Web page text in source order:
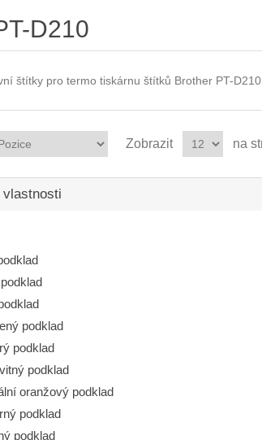
D210
štítky pro termo tiskárnu štítků Brother PT-D210.
Zobrazit na
podklad
podklad
podklad
oranžový podklad
podklad
podklad